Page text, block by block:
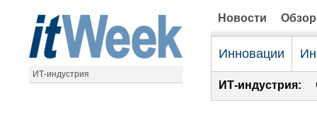
ИТ-индустрия
Новости
Инновации
ИТ-индустрия: